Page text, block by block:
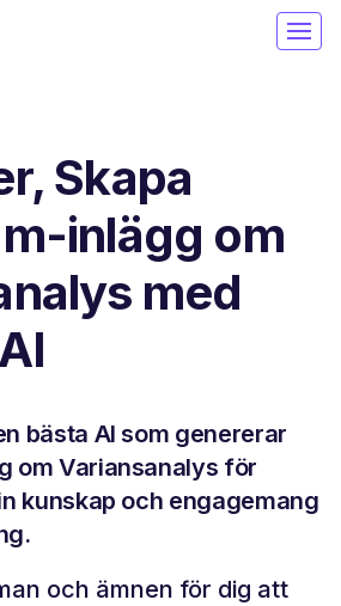
Skapa
inlägg om
med
bästa AI som genererar
om Variansanalys för
kunskap och engagemang
och ämnen för dig att